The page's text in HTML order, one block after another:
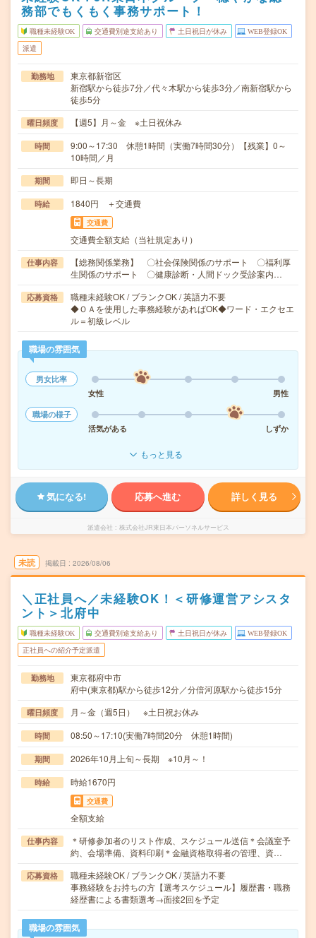
務部でもくもく事務サポート！
職種未経験OK 交通費別途支給あり 土日祝日が休み WEB登録OK
派遣
勤務地
東京都新宿区
新宿駅から徒歩7分／代々木駅から徒歩3分／南新宿駅から
徒歩5分
曜日頻度 【週5】月～金 ※土日祝休み
時間
9:00～17:30 休憩1時間（実働7時間30分）【残業】0～
10時間／月
期間 即日～長期
時給 1840円 ＋交通費
交通費
交通費全額支給（当社規定あり）
仕事内容
【総務関係業務】 〇社会保険関係のサポート 〇福利厚
生関係のサポート 〇健康診断・人間ドック受診案内…
応募資格
職種未経験OK / ブランクOK / 英語力不要
◆ＯＡを使用した事務経験があればOK◆ワード・エクセエ
ル＝初級レベル
職場の雰囲気
男女比率
女性
男性
職場の様子
活気がある
しずか
もっと見る
気になる! 応募へ進む 詳しく見る
派遣会社 株式会社JR東日本パーソネルサービス
未読 掲載日 2026/08/06
＼正社員へ／未経験OK！＜研修運営アシスタ
ント＞北府中
職種未経験OK 交通費別途支給あり 土日祝日が休み WEB登録OK
正社員への紹介予定派遣
勤務地
東京都府中市
府中(東京都)駅から徒歩12分／分倍河原駅から徒歩15分
曜日頻度 月～金（週5日） ※土日祝お休み
時間 08:50～17:10(実働7時間20分 休憩1時間)
期間 2026年10月上旬～長期 ※10月～！
時給 時給1670円
交通費
全額支給
仕事内容
＊研修参加者のリスト作成、スケジュール送信＊会議室予
約、会場準備、資料印刷＊金融資格取得者の管理、資…
応募資格
職種未経験OK / ブランクOK / 英語力不要
事務経験をお持ちの方【選考スケジュール】履歴書・職務
経歴書による書類選考→面接2回を予定
職場の雰囲気